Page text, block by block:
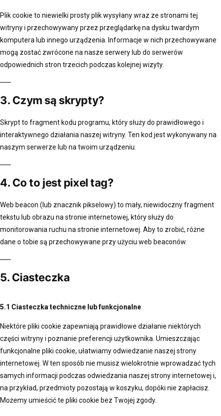
Plik cookie to niewielki prosty plik wysyłany wraz ze stronami tej
witryny i przechowywany przez przeglądarkę na dysku twardym
komputera lub innego urządzenia. Informacje w nich przechowywane
mogą zostać zwrócone na nasze serwery lub do serwerów
odpowiednich stron trzecich podczas kolejnej wizyty.
3. Czym są skrypty?
Skrypt to fragment kodu programu, który służy do prawidłowego i
interaktywnego działania naszej witryny. Ten kod jest wykonywany na
naszym serwerze lub na twoim urządzeniu.
4. Co to jest pixel tag?
Web beacon (lub znacznik pikselowy) to mały, niewidoczny fragment
tekstu lub obrazu na stronie internetowej, który służy do
monitorowania ruchu na stronie internetowej. Aby to zrobić, różne
dane o tobie są przechowywane przy użyciu web beaconów.
5. Ciasteczka
5.1 Ciasteczka techniczne lub funkcjonalne
Niektóre pliki cookie zapewniają prawidłowe działanie niektórych
części witryny i poznanie preferencji użytkownika. Umieszczając
funkcjonalne pliki cookie, ułatwiamy odwiedzanie naszej strony
internetowej. W ten sposób nie musisz wielokrotnie wprowadzać tych
samych informacji podczas odwiedzania naszej strony internetowej i,
na przykład, przedmioty pozostają w koszyku, dopóki nie zapłacisz.
Możemy umieścić te pliki cookie bez Twojej zgody.